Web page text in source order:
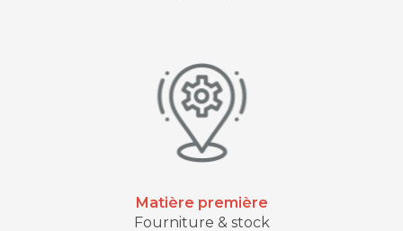
Matière première
Fourniture & stock